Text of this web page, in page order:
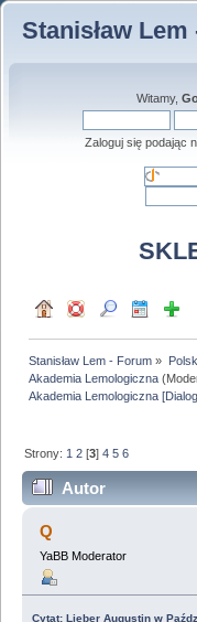
Stanisław Lem
Witamy,
Zaloguj się podając
Stanisław Lem - Forum »
Akademia Lemologiczna
Akademia Lemologiczna
Strony: 1 2 [3]4 5 6
Autor
Lemologiczna
Q
YaBB Moderator
Cytat: Lieber Augustin w